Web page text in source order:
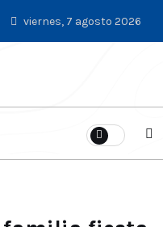
viernes, 7 agosto 2026